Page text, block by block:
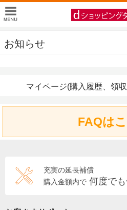
お知らせ
マイページ(購入履歴、領
FAQは
充実の延長補償
購入金額内で 何度で